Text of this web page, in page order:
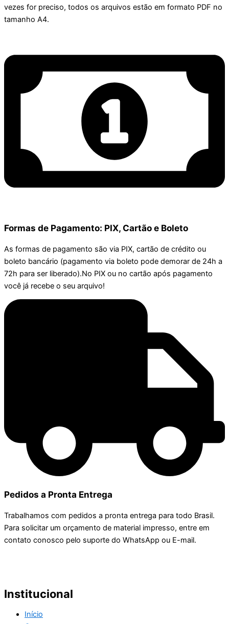
vezes for preciso, todos os arquivos estão em formato PDF no
tamanho A4.
Formas de Pagamento: PIX, Cartão e Boleto
As formas de pagamento são via PIX, cartão de crédito ou
boleto bancário (pagamento via boleto pode demorar de 24h a
72h para ser liberado).No PIX ou no cartão após pagamento
você já recebe o seu arquivo!
Pedidos a Pronta Entrega
Trabalhamos com pedidos a pronta entrega para todo Brasil.
Para solicitar um orçamento de material impresso, entre em
contato conosco pelo suporte do WhatsApp ou E-mail.
Institucional
Início